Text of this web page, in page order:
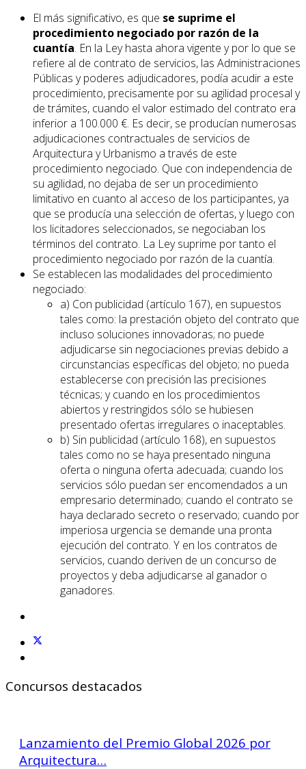
El más significativo, es que se suprime el
procedimiento negociado por razón de la
cuantía. En la Ley hasta ahora vigente y por lo que se
refiere al de contrato de servicios, las Administraciones
Públicas y poderes adjudicadores, podía acudir a este
procedimiento, precisamente por su agilidad procesal y
de trámites, cuando el valor estimado del contrato era
inferior a 100.000 €. Es decir, se producían numerosas
adjudicaciones contractuales de servicios de
Arquitectura y Urbanismo a través de este
procedimiento negociado. Que con independencia de
su agilidad, no dejaba de ser un procedimiento
limitativo en cuanto al acceso de los participantes, ya
que se producía una selección de ofertas, y luego con
los licitadores seleccionados, se negociaban los
términos del contrato. La Ley suprime por tanto el
procedimiento negociado por razón de la cuantía.
Se establecen las modalidades del procedimiento
negociado:
a) Con publicidad (artículo 167), en supuestos
tales como: la prestación objeto del contrato que
incluso soluciones innovadoras; no puede
adjudicarse sin negociaciones previas debido a
circunstancias específicas del objeto; no pueda
establecerse con precisión las precisiones
técnicas; y cuando en los procedimientos
abiertos y restringidos sólo se hubiesen
presentado ofertas irregulares o inaceptables.
b) Sin publicidad (artículo 168), en supuestos
tales como no se haya presentado ninguna
oferta o ninguna oferta adecuada; cuando los
servicios sólo puedan ser encomendados a un
empresario determinado; cuando el contrato se
haya declarado secreto o reservado; cuando por
imperiosa urgencia se demande una pronta
ejecución del contrato. Y en los contratos de
servicios, cuando deriven de un concurso de
proyectos y deba adjudicarse al ganador o
ganadores.
Concursos destacados
Lanzamiento del Premio Global 2026 por
Arquitectura…